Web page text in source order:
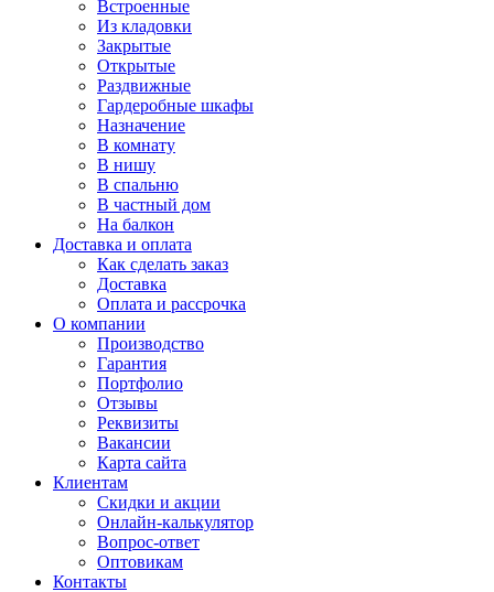
Встроенные
Из кладовки
Закрытые
Открытые
Раздвижные
Гардеробные шкафы
Назначение
В комнату
В нишу
В спальню
В частный дом
На балкон
Доставка и оплата
Как сделать заказ
Доставка
Оплата и рассрочка
О компании
Производство
Гарантия
Портфолио
Отзывы
Реквизиты
Вакансии
Карта сайта
Клиентам
Скидки и акции
Онлайн-калькулятор
Вопрос-ответ
Оптовикам
Контакты